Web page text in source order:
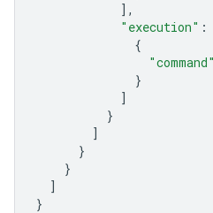
],
"execution" :
{
"command"
}
]
}
]
}
}
]
}